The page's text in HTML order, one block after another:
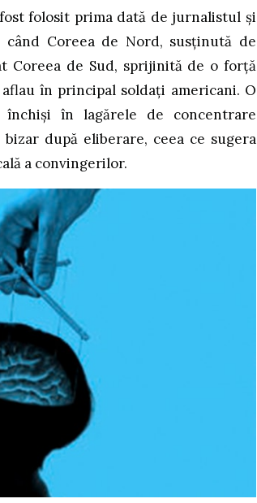
folosit prima dată de jurnalistul și
Coreea de Nord, susținută de
Coreea de Sud, sprijinită de o forță
în principal soldați americani. O
în lagărele de concentrare
după eliberare, ceea ce sugera
a convingerilor.